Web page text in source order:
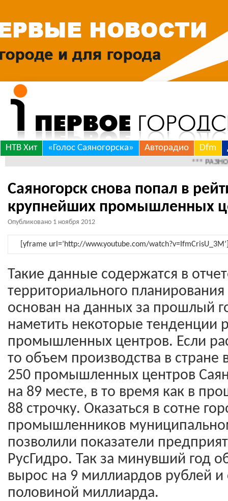
Skip
НТВ Хит «Голос Саяногорска» Авторадио Dfm
*** РАЗНОЕ ***
Саяногорск снова попал в
крупнейших промышленных
Опубликовано 1 ноября 2012
[yframe url=’http://www.youtube.com/
Такие данные содержатся в
территориального
основан на данных за прошлый
наметить некоторые тенденции
промышленных центров. Если
то объем производства в стране
250 промышленных центров
на 89 месте, в то время как в
88 строчку. Оказаться в сотне
промышленников
позволили показатели
РусГидро. Так за минувший год
вырос на 9 миллиардов рублей и
половиной миллиарда.